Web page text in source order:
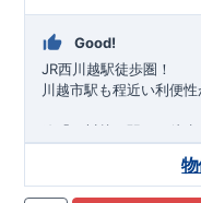
Good!
JR西川越駅徒歩圏！
川越市駅も程近い利便
線「 西川越 」駅まで徒歩
」
幼稚